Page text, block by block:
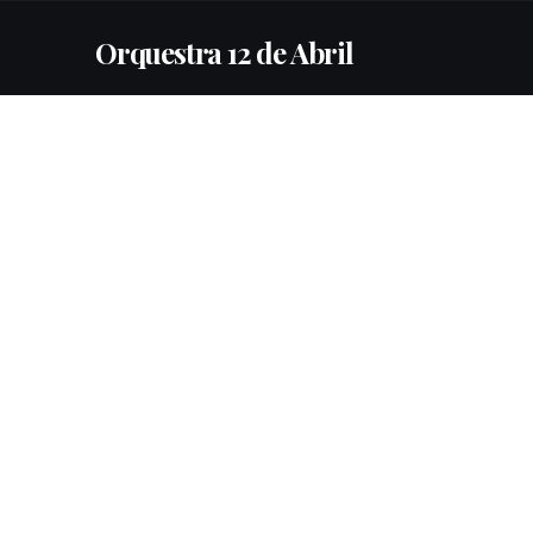
Orquestra 12 de Abril